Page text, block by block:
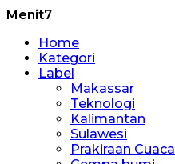
Menit7
Home
Kategori
Label
Makassar
Teknologi
Kalimantan
Sulawesi
Prakiraan Cuaca